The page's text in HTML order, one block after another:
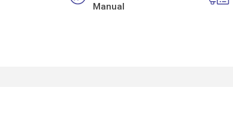
Manual